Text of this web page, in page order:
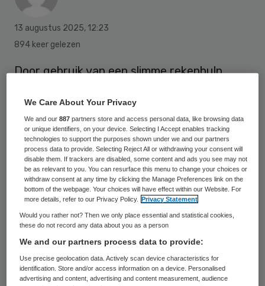
13 augustus 2025, 12:23
894 keer gelezen
Door gebruik van een slimme rekenhulp
infectie minder vaak onnodig antibiotica. Dit
leverde een vermindering van 72 procent
antibioticagebruik op, zonder nadelige
effecten voor de baby. Daarnaast bespaart
het zorgkosten door minder
ziekenhuisopnames.
Met behulp van een slimme rekenhulp
kunnen artsen beter inschatten of
antibiotica echt nodig is. Dat blijkt uit
We Care About Your Privacy
We and our887 partners store and access personal data, like browsing data
or unique identifiers, on your device. Selecting I Accept enables tracking
technologies to support the purposes shown under we and our partners
process data to provide. Selecting Reject All or withdrawing your consent will
disable them. If trackers are disabled, some content and ads you see may not
be as relevant to you. You can resurface this menu to change your choices or
withdraw consent at any time by clicking the Manage Preferences link on the
bottom of the webpage. Your choices will have effect within our Website. For
more details, refer to our Privacy Policy.
Privacy Statement
Would you rather not? Then we only place essential and statistical cookies,
these do not record any data about you as a person
We and our partners process data to provide:
Use precise geolocation data. Actively scan device characteristics for
identification. Store and/or access information on a device. Personalised
advertising and content, advertising and content measurement, audience